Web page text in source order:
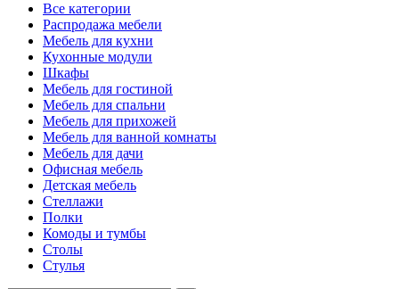
Все категории
Распродажа мебели
Мебель для кухни
Кухонные модули
Шкафы
Мебель для гостиной
Мебель для спальни
Мебель для прихожей
Мебель для ванной комнаты
Мебель для дачи
Офисная мебель
Детская мебель
Стеллажи
Полки
Комоды и тумбы
Столы
Стулья